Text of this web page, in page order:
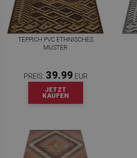
TEPPICH PVC ETHNISCHES
MUSTER
PREIS: 39.99 EUR
JETZT
KAUFEN